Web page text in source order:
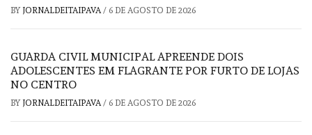
BY JORNALDEITAIPAVA/ 6 DE AGOSTO DE 2026
GUARDA CIVIL MUNICIPAL APREENDE DOIS
ADOLESCENTES EM FLAGRANTE POR FURTO DE LOJAS
NO CENTRO
BY JORNALDEITAIPAVA/ 6 DE AGOSTO DE 2026